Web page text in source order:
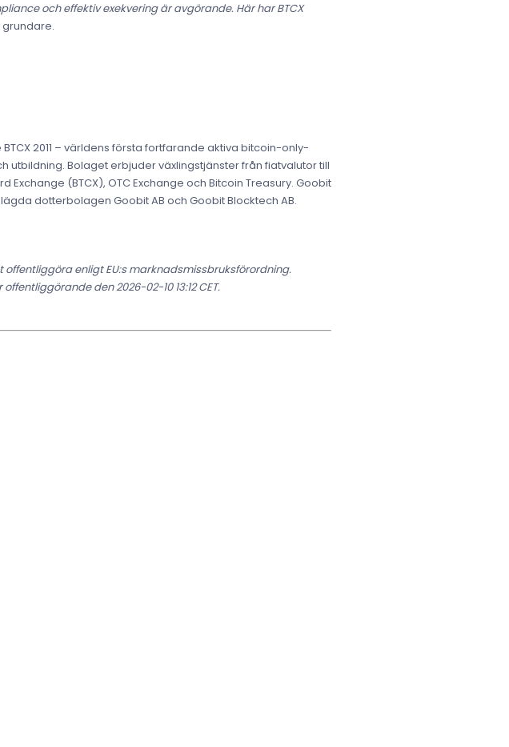
och effektiv exekvering är avgörande. Här har BTCX
grundare.
2011 – världens första fortfarande aktiva bitcoin-only-
Bolaget erbjuder växlingstjänster från fiatvalutor till
(BTCX), OTC Exchange och Bitcoin Treasury. Goobit
dotterbolagen Goobit AB och Goobit Blocktech AB.
enligt EU:s marknadsmissbruksförordning.
den 2026-02-10 13:12 CET.